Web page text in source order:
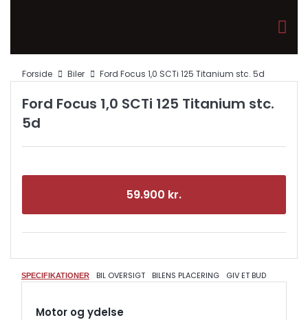
Forside Biler Ford Focus 1,0 SCTi 125 Titanium stc. 5d
SPECIFIKATIONER BIL OVERSIGT BILENS PLACERING GIV ET BUD
Motor og ydelse
Ford Focus 1,0 SCTi 125 Titanium stc.
5d
59.900 kr.